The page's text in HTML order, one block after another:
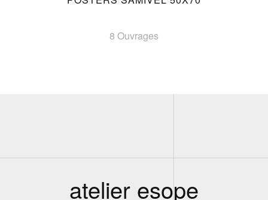
8 Ouvrages
atelier esope